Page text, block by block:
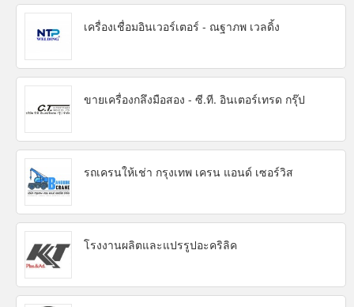
เครื่องเชื่อมอินเวอร์เตอร์ - ณฐาภพ เวลดิ้ง
ขายเครื่องกลึงมือสอง - ซี.ที. อินเตอร์เทรด กรุ๊ป
รถเครนให้เช่า กรุงเทพ เครน แอนด์ เซอร์วิส
โรงงานผลิตและแปรรูปอะคริลิค